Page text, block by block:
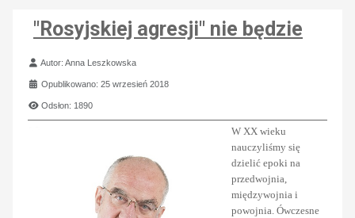
"Rosyjskiej agresji" nie będzie
Szczegóły
Autor:Anna Leszkowska
Opublikowano: 25 wrzesień 2018
Odsłon: 1890
W XX wieku
nauczyliśmy się
dzielić epoki na
przedwojnia,
międzywojnia i
powojnia. Ówczesne